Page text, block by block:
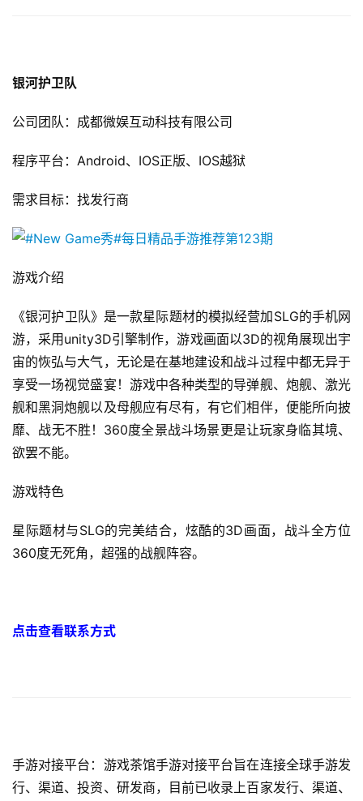
三
金
奖
7
月
日
游
茶
对
上
海
银河护卫队
公司团队：成都微娱互动科技有限公司
程序平台：Android、IOS正版、IOS越狱
需求目标：找发行商
游戏介绍
《银河护卫队》是一款星际题材的模拟经营加SLG的手机网
游，采用unity3D引擎制作，游戏画面以3D的视角展现出宇
宙的恢弘与大气，无论是在基地建设和战斗过程中都无异于
享受一场视觉盛宴！游戏中各种类型的导弹舰、炮舰、激光
舰和黑洞炮舰以及母舰应有尽有，有它们相伴，便能所向披
靡、战无不胜！360度全景战斗场景更是让玩家身临其境、
欲罢不能。
游戏特色
星际题材与SLG的完美结合，炫酷的3D画面，战斗全方位
360度无死角，超强的战舰阵容。
点击查看联系方式
手游对接平台：游戏茶馆手游对接平台旨在连接全球手游发
行、渠道、投资、研发商，目前已收录上百家发行、渠道、